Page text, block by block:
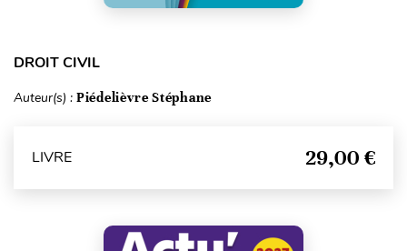
DROIT CIVIL
Auteur(s) : Piédelièvre Stéphane
LIVRE 29,00 €